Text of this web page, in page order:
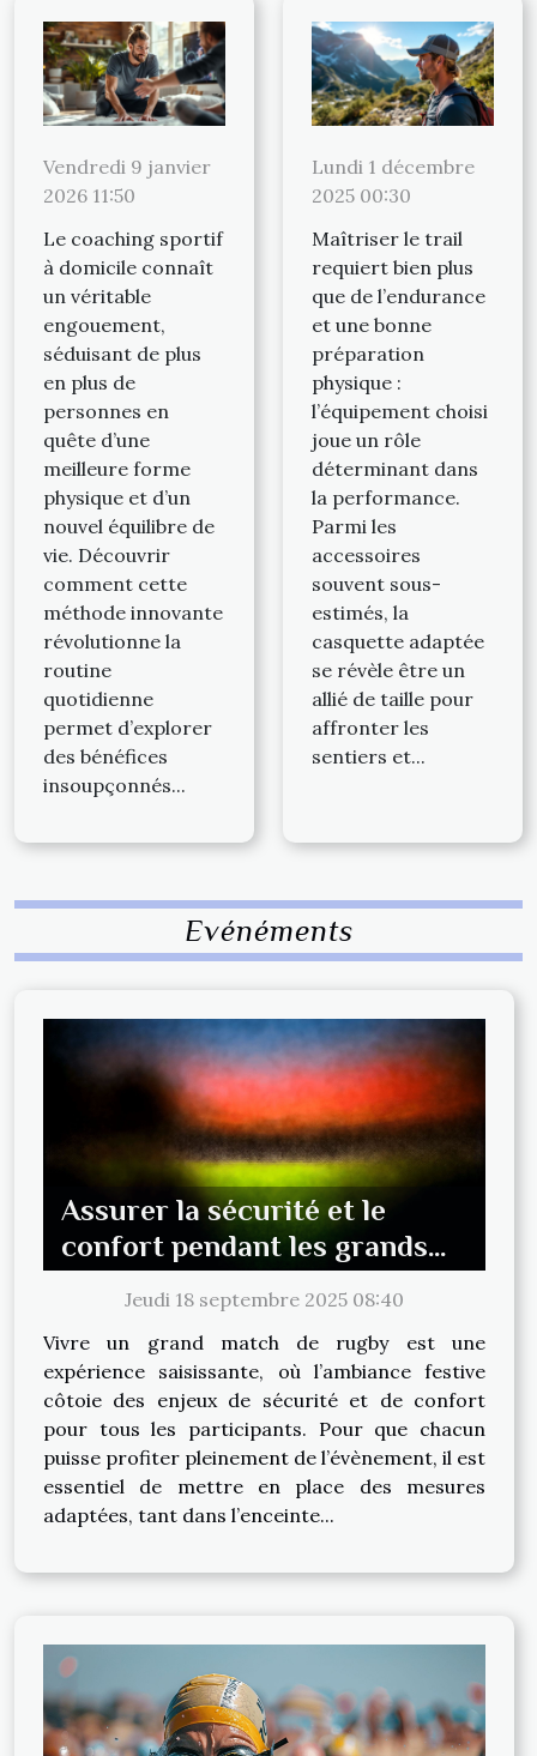
Vendredi 9 janvier
2026 11:50
Le coaching sportif
à domicile connaît
un véritable
engouement,
séduisant de plus
en plus de
personnes en
quête d’une
meilleure forme
physique et d’un
nouvel équilibre de
vie. Découvrir
comment cette
méthode innovante
révolutionne la
routine
quotidienne
permet d’explorer
des bénéfices
insoupçonnés...
Lundi 1 décembre
2025 00:30
Maîtriser le trail
requiert bien plus
que de l’endurance
et une bonne
préparation
physique :
l’équipement choisi
joue un rôle
déterminant dans
la performance.
Parmi les
accessoires
souvent sous-
estimés, la
casquette adaptée
se révèle être un
allié de taille pour
affronter les
sentiers et...
Evénéments
Assurer la sécurité et le
confort pendant les grands
matchs de rugby
Jeudi 18 septembre 2025 08:40
Vivre un grand match de rugby est une
expérience saisissante, où l’ambiance festive
côtoie des enjeux de sécurité et de confort
pour tous les participants. Pour que chacun
puisse profiter pleinement de l’évènement, il est
essentiel de mettre en place des mesures
adaptées, tant dans l’enceinte...